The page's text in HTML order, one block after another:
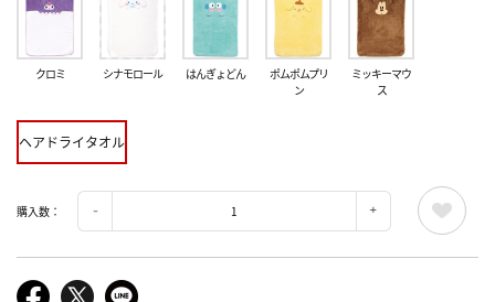
クロミ シナモロール はんぎょどん
ポムポムプリ
ン
ミッキーマウ
ス
ヘアドライタオル
購入数：